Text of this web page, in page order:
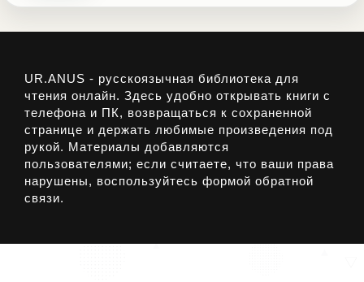
UR.ANUS - русскоязычная библиотека для
чтения онлайн. Здесь удобно открывать книги с
телефона и ПК, возвращаться к сохраненной
странице и держать любимые произведения под
рукой. Материалы добавляются
пользователями; если считаете, что ваши права
нарушены, воспользуйтесь формой обратной
связи.